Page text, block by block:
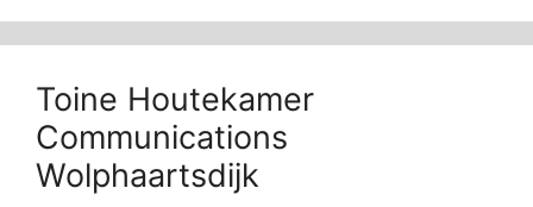
Toine Houtekamer
Communications
Wolphaartsdijk